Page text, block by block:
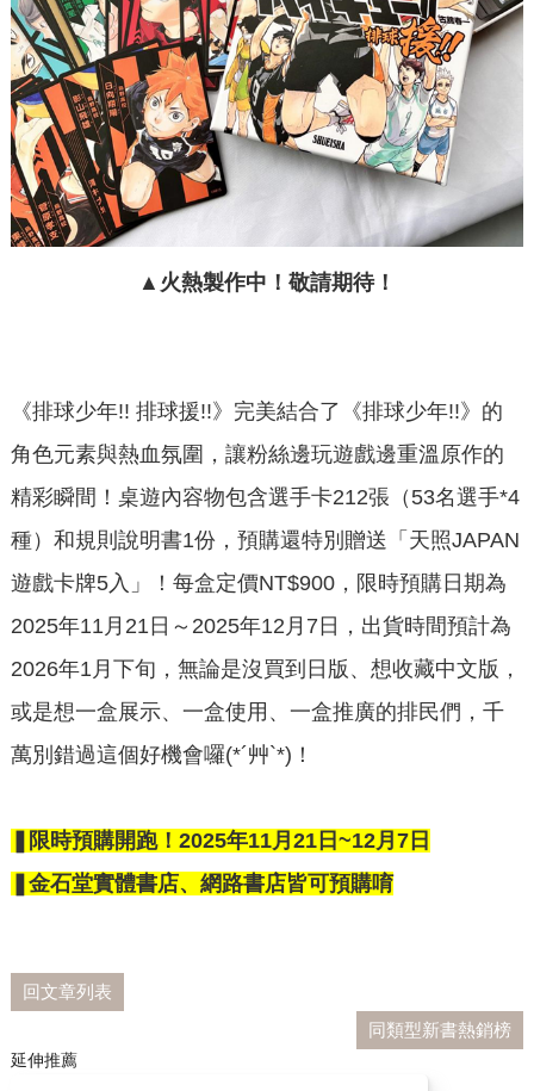
▲火熱製作中！敬請期待！
《排球少年!! 排球援!!》完美結合了《排球少年!!》的
角色元素與熱血氛圍，讓粉絲邊玩遊戲邊重溫原作的
精彩瞬間！桌遊內容物包含選手卡212張（53名選手*4
種）和規則說明書1份，預購還特別贈送「天照JAPAN
遊戲卡牌5入」！每盒定價NT$900，限時預購日期為
2025年11月21日～2025年12月7日，出貨時間預計為
2026年1月下旬，無論是沒買到日版、想收藏中文版，
或是想一盒展示、一盒使用、一盒推廣的排民們，千
萬別錯過這個好機會囉(*´艸`*)！
❚限時預購開跑！2025年11月21日~12月7日
❚金石堂實體書店、網路書店皆可預購唷
回文章列表
同類型新書熱銷榜
延伸推薦